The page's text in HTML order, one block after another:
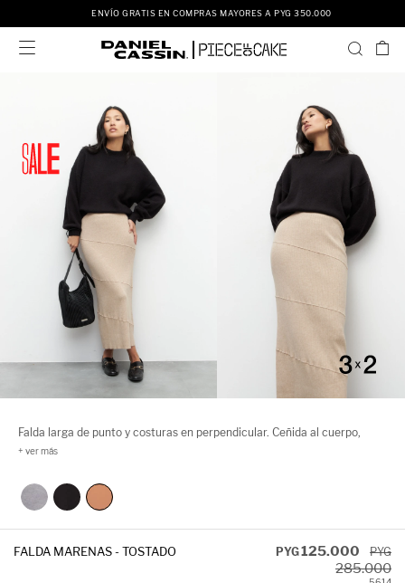
ENVÍO GRATIS EN COMPRAS MAYORES A PYG 350.000

Falda larga de punto y costuras en perpendicular. Ceñida al cuerpo,
suave y abrigada.
FALDA MARENAS - TOSTADO PYG125.000 PYG
285.000